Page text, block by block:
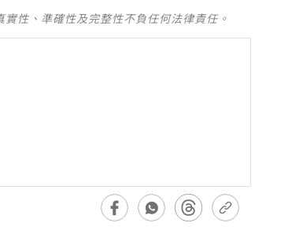
性、準確性及完整性不負任何法律責任。